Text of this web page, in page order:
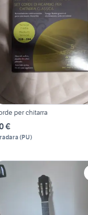
per chitarra
€
(PU)